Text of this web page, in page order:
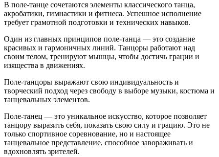
В поле-танце сочетаются элементы классического танца,
акробатики, гимнастики и фитнеса. Успешное исполнение
требует грамотной подготовки и технических навыков.
Один из главных принципов поле-танца — это создание
красивых и гармоничных линий. Танцоры работают над
своим телом, тренируют мышцы, чтобы достичь грации и
изящества в движениях.
Поле-танцоры выражают свою индивидуальность и
творческий подход через свободу в выборе музыки, костюма и
танцевальных элементов.
Поле-танец — это уникальное искусство, которое позволяет
танцору выразить себя, показать свою силу и грацию. Это не
только спортивное соревнование, но и настоящее
танцевальное представление, способное завораживать и
вдохновлять зрителей.